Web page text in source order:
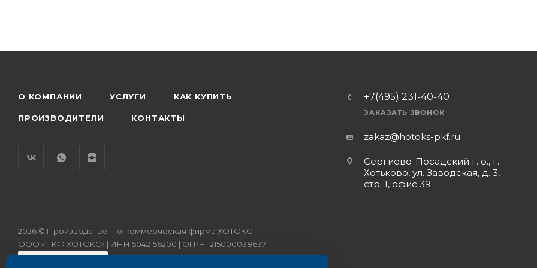
О КОМПАНИИ УСЛУГИ КАК КУПИТЬ
ПРОИЗВОДИТЕЛИ КОНТАКТЫ
+7(495) 231-40-40
ЗАКАЗАТЬ ЗВОНОК
zakaz@hotoks-pkf.ru
Сергиево-Посадский г. о., г.
Хотьково, ул. Заводская, д. 3,
стр. 1, офис 39
2026 © Производственно-коммерческая фирма ХОТОКС
ООО «ПКФ ХОТОКС» | ИНН 5042156200 | ОГРН 1215000038637